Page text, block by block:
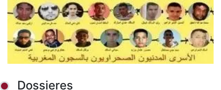
Dossieres